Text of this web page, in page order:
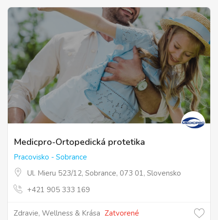
Medicpro-Ortopedická protetika
Pracovisko - Sobrance
Ul. Mieru 523/12, Sobrance, 073 01, Slovensko
+421 905 333 169
Zdravie, Wellness & Krása Zatvorené